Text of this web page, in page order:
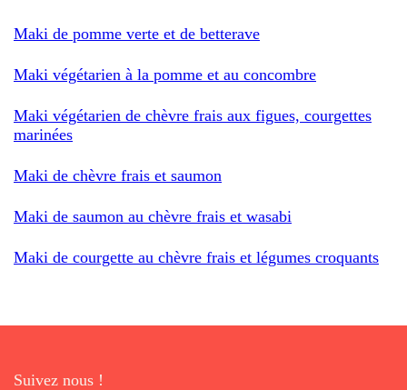
Maki de pomme verte et de betterave
Maki végétarien à la pomme et au concombre
Maki végétarien de chèvre frais aux figues, courgettes
marinées
Maki de chèvre frais et saumon
Maki de saumon au chèvre frais et wasabi
Maki de courgette au chèvre frais et légumes croquants
Suivez nous !